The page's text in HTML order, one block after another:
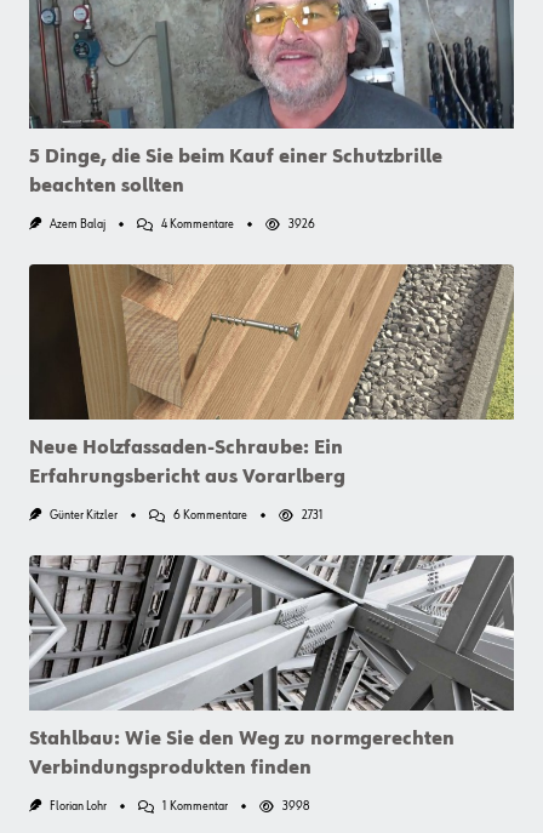
5 Dinge, die Sie beim Kauf einer Schutzbrille
beachten sollten
Azem Balaj 4 KommentareZu
Die
Sie
Beim
Kauf
Einer
Schutzbrille
Beachten
Sollten
3926
Neue Holzfassaden-Schraube: Ein
Erfahrungsbericht aus Vorarlberg
Günter Kitzler 6 KommentareZu
Schraube:
Ein
Erfahrungsbericht
Aus
Vorarlberg
2731
Stahlbau: Wie Sie den Weg zu normgerechten
Verbindungsprodukten finden
Florian Lohr 1 KommentarZu
3998